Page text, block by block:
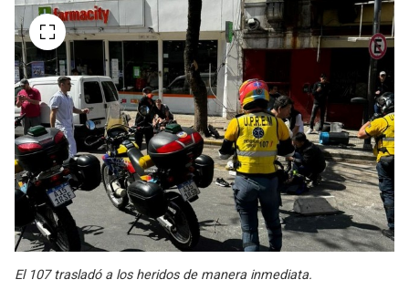
El 107 trasladó a los heridos de manera inmediata.